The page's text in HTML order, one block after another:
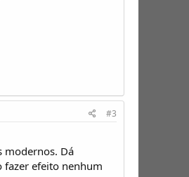
#3
modernos. Dá
fazer efeito nenhum